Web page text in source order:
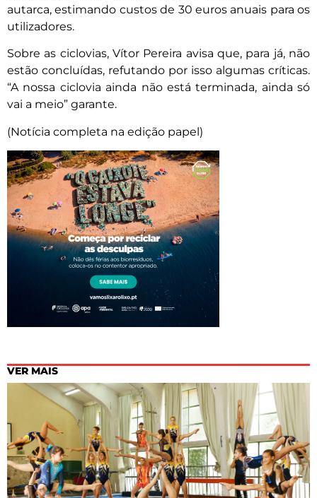
autarca, estimando custos de 30 euros anuais para os
utilizadores.
Sobre as ciclovias, Vítor Pereira avisa que, para já, não
estão concluídas, refutando por isso algumas críticas.
“A nossa ciclovia ainda não está terminada, ainda só
vai a meio” garante.
(Notícia completa na edição papel)
VER MAIS